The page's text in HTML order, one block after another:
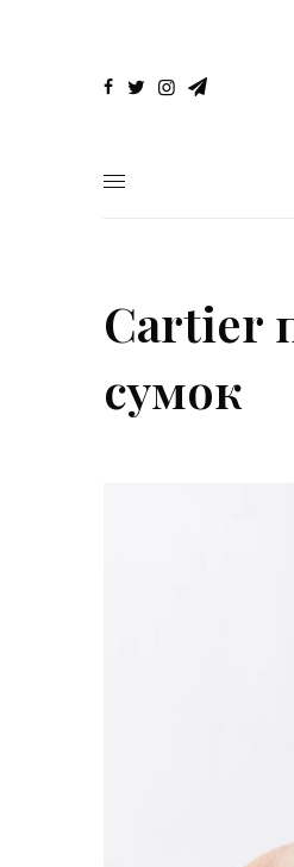
Cartier
сумок